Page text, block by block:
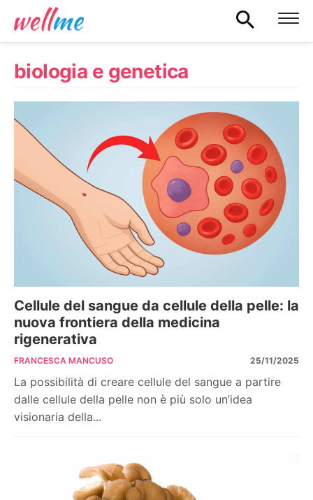
biologia e genetica
Cellule del sangue da cellule della pelle: la
nuova frontiera della medicina
rigenerativa
FRANCESCA MANCUSO 25/11/2025
La possibilità di creare cellule del sangue a partire
dalle cellule della pelle non è più solo un’idea
visionaria della...